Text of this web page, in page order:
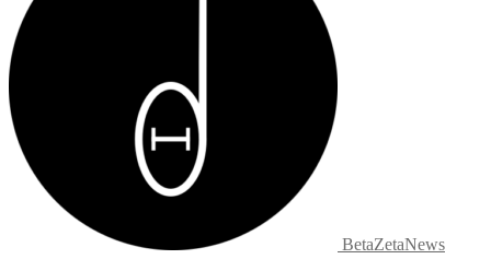
BetaZetaNews